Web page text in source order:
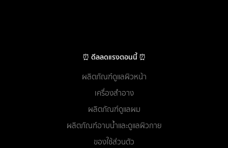
⏰ ดีลลดแรงตอนนี้ ⏰
ผลิตภัณฑ์ดูแลผิวหน้า
เครื่องสำอาง
ผลิตภัณฑ์ดูแลผม
ผลิตภัณฑ์อาบน้ำและดูแลผิวกาย
ของใช้ส่วนตัว